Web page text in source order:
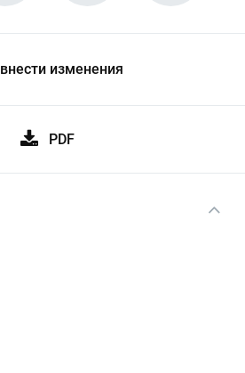
внести изменения
PDF